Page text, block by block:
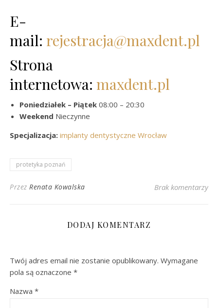
E-
mail: rejestracja@maxdent.pl
Strona
internetowa: maxdent.pl
Poniedziałek – Piątek 08:00 – 20:30
Weekend Nieczynne
Specjalizacja: implanty dentystyczne Wrocław
protetyka poznań
Przez Renata Kowalska Brak komentarzy
DODAJ KOMENTARZ
Twój adres email nie zostanie opublikowany. Wymagane
pola są oznaczone *
Nazwa *